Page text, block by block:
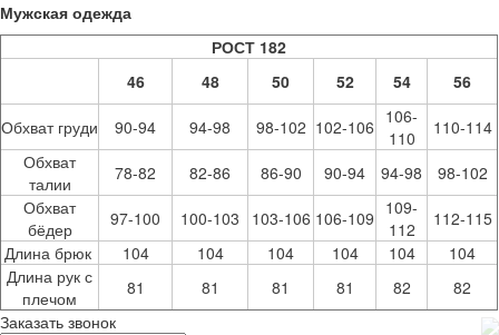
Мужская одежда
РОСТ 182
46
48 50 52 54 56
Обхват груди 90-94 94-98 98-102 102-106 106-
110
110-114
Обхват
талии
78-82 82-86 86-90 90-94 94-98
98-102
Обхват
бёдер
97-100 100-103 103-106 106-109 109-
112
112-115
Длина брюк
104 104 104 104 104
104
Длина рук с
плечом
81 81 81 81 82
82
Заказать звонок